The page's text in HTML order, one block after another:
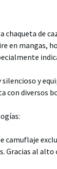
chaqueta de
en mangas,
y
con diversos
camuflaje
Gracias al